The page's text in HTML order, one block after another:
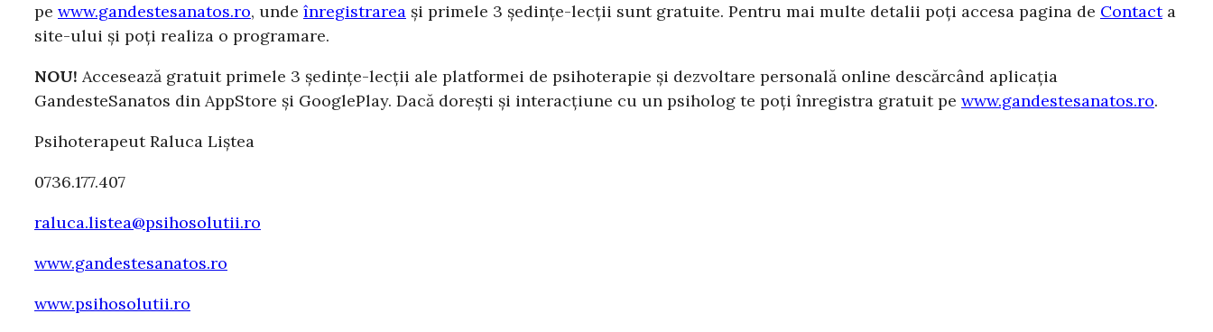
pe www.gandestesanatos.ro, unde înregistrarea și primele 3 ședințe-lecții sunt gratuite. Pentru mai multe detalii poți accesa pagina de Contacta
site-ului și poți realiza o programare.
NOU! Accesează gratuit primele 3 ședințe-lecții ale platformei de psihoterapie și dezvoltare personală online descărcând aplicația
GandesteSanatos din AppStore și GooglePlay. Dacă dorești și interacțiune cu un psiholog te poți înregistra gratuit pe www.gandestesanatos.ro.
Psihoterapeut Raluca Liștea
0736.177.407
raluca.listea@psihosolutii.ro
www.gandestesanatos.ro
www.psihosolutii.ro